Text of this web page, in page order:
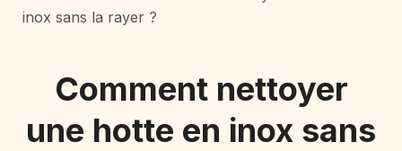
inox sans la rayer ?
Comment nettoyer
une hotte en inox sans